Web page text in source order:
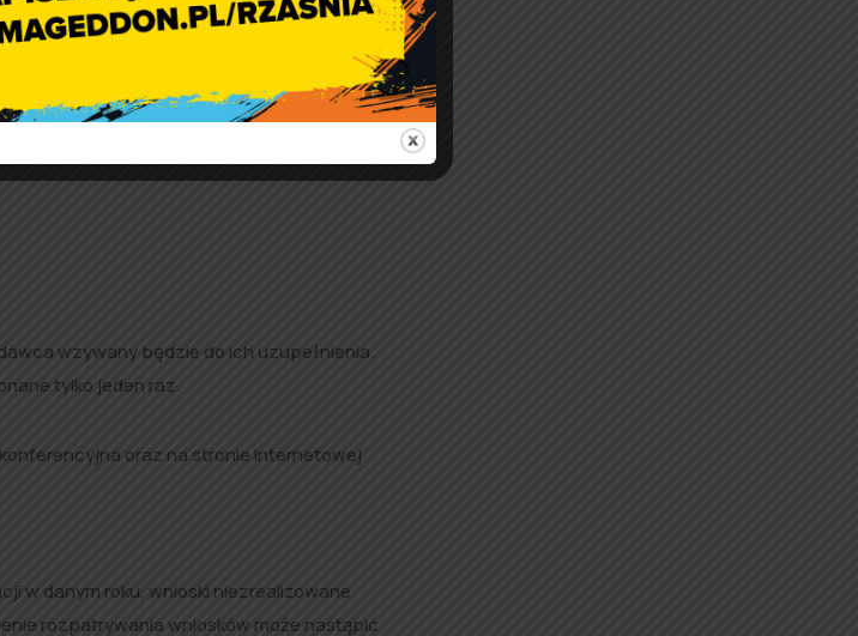
Gminy Rząśnia na dofinansowanie
załącznikiem do Uchwały Rady
wzywany będzie do ich uzupełnienia.
tylko jeden raz.
oraz na stronie internetowej
w danym roku, wnioski niezrealizowane
rozpatrywania wniosków może nastąpić